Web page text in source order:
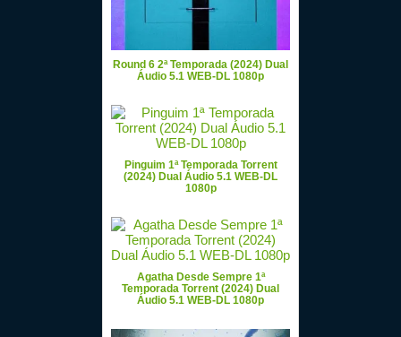
Round 6 2ª Temporada (2024) Dual
Áudio 5.1 WEB-DL 1080p
Pinguim 1ª Temporada Torrent
(2024) Dual Áudio 5.1 WEB-DL
1080p
Agatha Desde Sempre 1ª
Temporada Torrent (2024) Dual
Áudio 5.1 WEB-DL 1080p